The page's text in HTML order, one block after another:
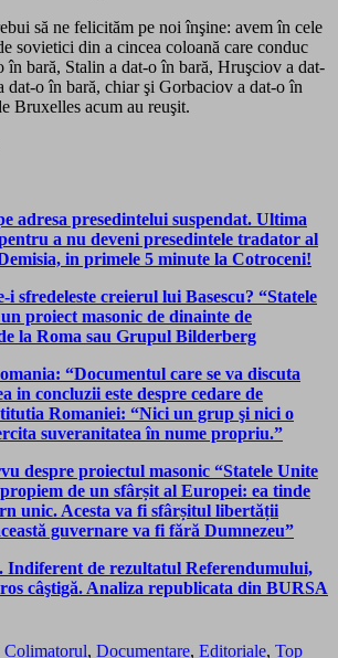
să ne felicităm pe noi înşine: avem în cele
sovietici din a cincea coloană care conduc
în bară, Stalin a dat-o în bară, Hruşciov a dat-
dat-o în bară, chiar şi Gorbaciov a dat-o în
Bruxelles acum au reuşit.
adresa presedintelui suspendat. Ultima
a nu deveni presedintele tradator al
in primele 5 minute la Cotroceni!
sfredeleste creierul lui Basescu? “Statele
proiect masonic de dinainte de
la Roma sau Grupul Bilderberg
“Documentul care se va discuta
in concluzii este despre cedare de
Romaniei: “Nici un grup şi nici o
suveranitatea în nume propriu.”
despre proiectul masonic “Statele Unite
de un sfârșit al Europei: ea tinde
unic. Acesta va fi sfârșitul libertății
guvernare va fi fără Dumnezeu”
de rezultatul Referendumului,
câştigă. Analiza republicata din BURSA
Colimatorul, Documentare, Editoriale, Top